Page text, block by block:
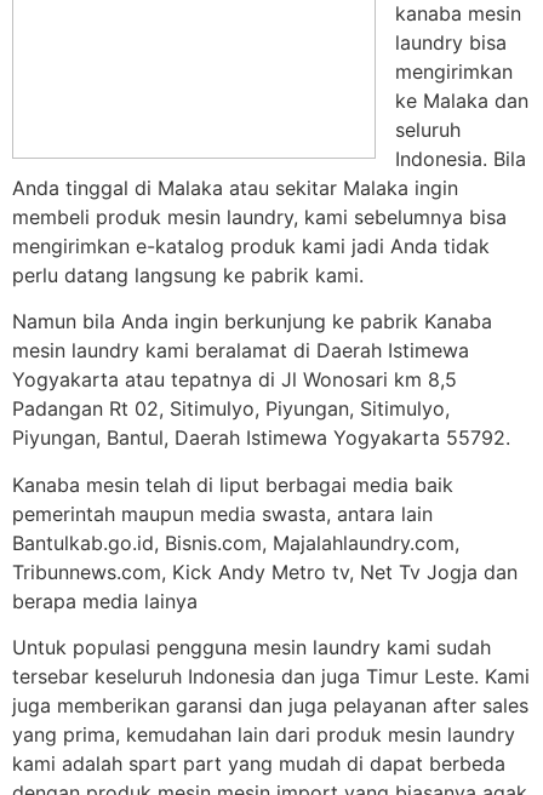
kanaba mesin
laundry bisa
mengirimkan
ke Malaka dan
seluruh
Indonesia. Bila
Anda tinggal di Malaka atau sekitar Malaka ingin
membeli produk mesin laundry, kami sebelumnya bisa
mengirimkan e-katalog produk kami jadi Anda tidak
perlu datang langsung ke pabrik kami.
Namun bila Anda ingin berkunjung ke pabrik Kanaba
mesin laundry kami beralamat di Daerah Istimewa
Yogyakarta atau tepatnya di Jl Wonosari km 8,5
Padangan Rt 02, Sitimulyo, Piyungan, Sitimulyo,
Piyungan, Bantul, Daerah Istimewa Yogyakarta 55792.
Kanaba mesin telah di liput berbagai media baik
pemerintah maupun media swasta, antara lain
Bantulkab.go.id, Bisnis.com, Majalahlaundry.com,
Tribunnews.com, Kick Andy Metro tv, Net Tv Jogja dan
berapa media lainya
Untuk populasi pengguna mesin laundry kami sudah
tersebar keseluruh Indonesia dan juga Timur Leste. Kami
juga memberikan garansi dan juga pelayanan after sales
yang prima, kemudahan lain dari produk mesin laundry
kami adalah spart part yang mudah di dapat berbeda